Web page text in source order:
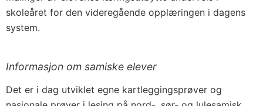
skoleåret for den videregående opplæringen i dagens
system.
Informasjon om samiske elever
Det er i dag utviklet egne kartleggingsprøver og